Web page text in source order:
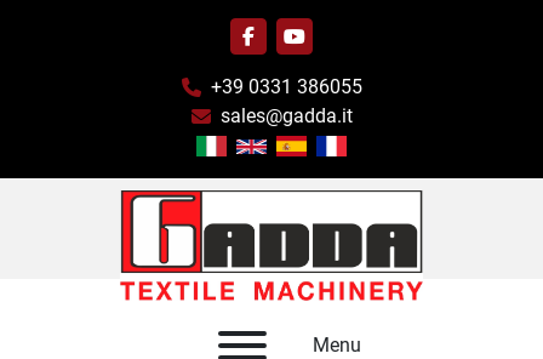
facebookyoutube
+39 0331 386055
sales@gadda.it
Menu